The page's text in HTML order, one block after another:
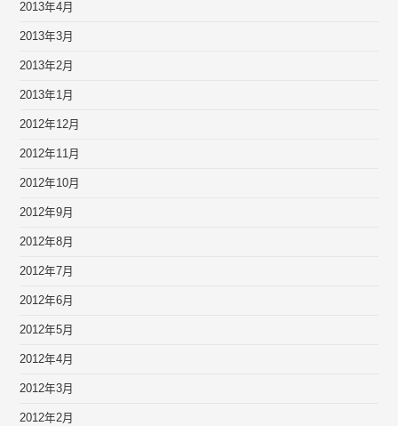
2013年4月
2013年3月
2013年2月
2013年1月
2012年12月
2012年11月
2012年10月
2012年9月
2012年8月
2012年7月
2012年6月
2012年5月
2012年4月
2012年3月
2012年2月